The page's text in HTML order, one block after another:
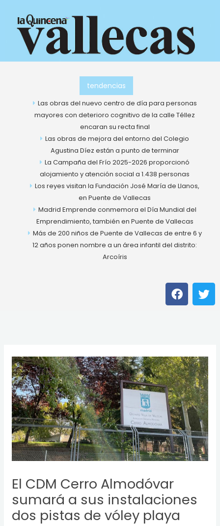
contenido
tendencias
Las obras del nuevo centro de día para personas
mayores con deterioro cognitivo de la calle Téllez
encaran su recta final
Las obras de mejora del entorno del Colegio
Agustina Díez están a punto de terminar
La Campaña del Frío 2025-2026 proporcionó
alojamiento y atención social a 1.438 personas
Los reyes visitan la Fundación José María de Llanos,
en Puente de Vallecas
Madrid Emprende conmemora el Día Mundial del
Emprendimiento, también en Puente de Vallecas
Más de 200 niños de Puente de Vallecas de entre 6 y
12 años ponen nombre a un área infantil del distrito:
Arcoíris
F
a
c
o
k
T
w
i
r
El CDM Cerro Almodóvar
sumará a sus instalaciones
dos pistas de vóley playa